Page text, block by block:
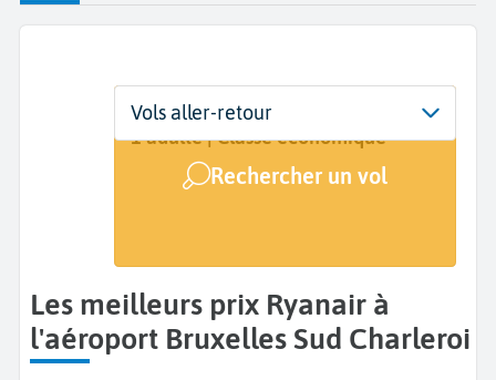
Départ
Bruxelles Sud Charleroi (CRL)
Dates
Dates de votre voyage
Voyageurs | Classe
1 adulte | Classe économique
Rechercher un vol
Vols aller-retour
Les meilleurs prix Ryanair à
l'aéroport Bruxelles Sud Charleroi